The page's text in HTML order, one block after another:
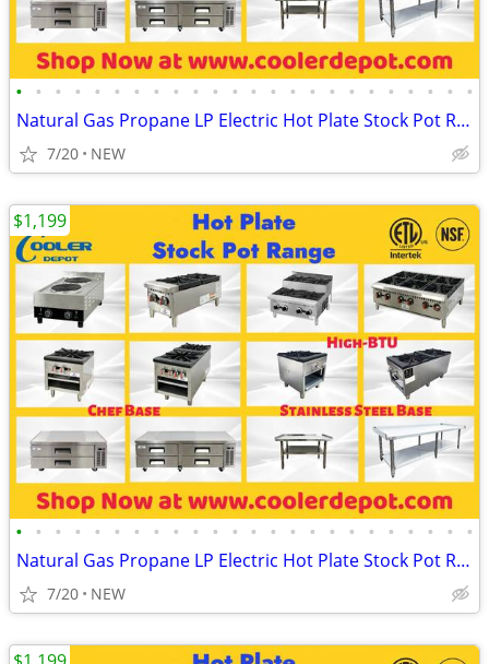
• • • • • • • • • • • • • • • • • • • • • • • •
Natural Gas Propane LP Electric Hot Plate Stock Pot Range
7/20 NEW
• • • • • • • • • • • • • • • • • • • • • • • •
Natural Gas Propane LP Electric Hot Plate Stock Pot Range
7/20 NEW
$1,199